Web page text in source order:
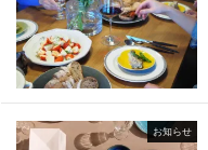
お知らせ